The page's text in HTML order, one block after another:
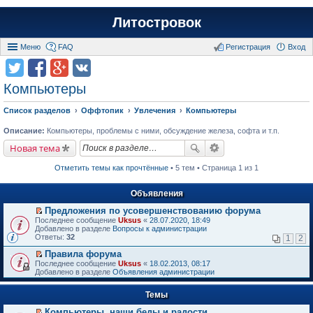
Литостровок
Меню FAQ Вход
Регистрация
Компьютеры
Список разделов Оффтопик Увлечения Компьютеры
Описание: Компьютеры, проблемы с ними, обсуждение железа, софта и т.п.
Новая тема
Отметить темы как прочтённые • 5 тем • Страница 1 из 1
Объявления
П
е
р
й
т
и
к
п
в
Предложения по усовершенствованию форума
Последнее сообщение Uksus « 28.07.2020, 18:49
Добавлено в разделе Вопросы к администрации
Ответы: 32 1 2
П
е
р
е
т
и
Правила форума
Последнее сообщение Uksus « 18.02.2013, 08:17
Добавлено в разделе Объявления администрации
Темы